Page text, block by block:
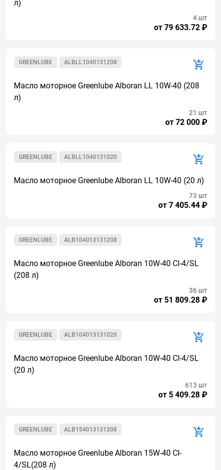
л)
от 79 633.72 ₽
4 шт
ALBLL1040131208
GREENLUBE
Масло моторное Greenlube Alboran LL 10W-40 (208
л)
от 72 000 ₽
21 шт
ALBLL1040131020
GREENLUBE
Масло моторное Greenlube Alboran LL 10W-40 (20 л)
от 7 405.44 ₽
73 шт
ALB104013131208
GREENLUBE
Масло моторное Greenlube Alboran 10W-40 CI-4/SL
(208 л)
от 51 809.28 ₽
36 шт
ALB104013131020
GREENLUBE
Масло моторное Greenlube Alboran 10W-40 CI-4/SL
(20 л)
от 5 409.28 ₽
613 шт
ALB154013131208
GREENLUBE
Масло моторное Greenlube Alboran 15W-40 CI-
4/SL(208 л)